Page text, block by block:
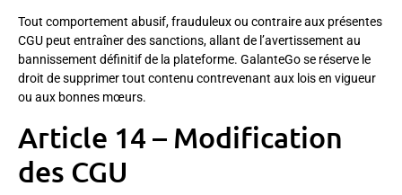
Tout comportement abusif, frauduleux ou contraire aux présentes
CGU peut entraîner des sanctions, allant de l’avertissement au
bannissement définitif de la plateforme. GalanteGo se réserve le
droit de supprimer tout contenu contrevenant aux lois en vigueur
ou aux bonnes mœurs.
Article 14 – Modification
des CGU